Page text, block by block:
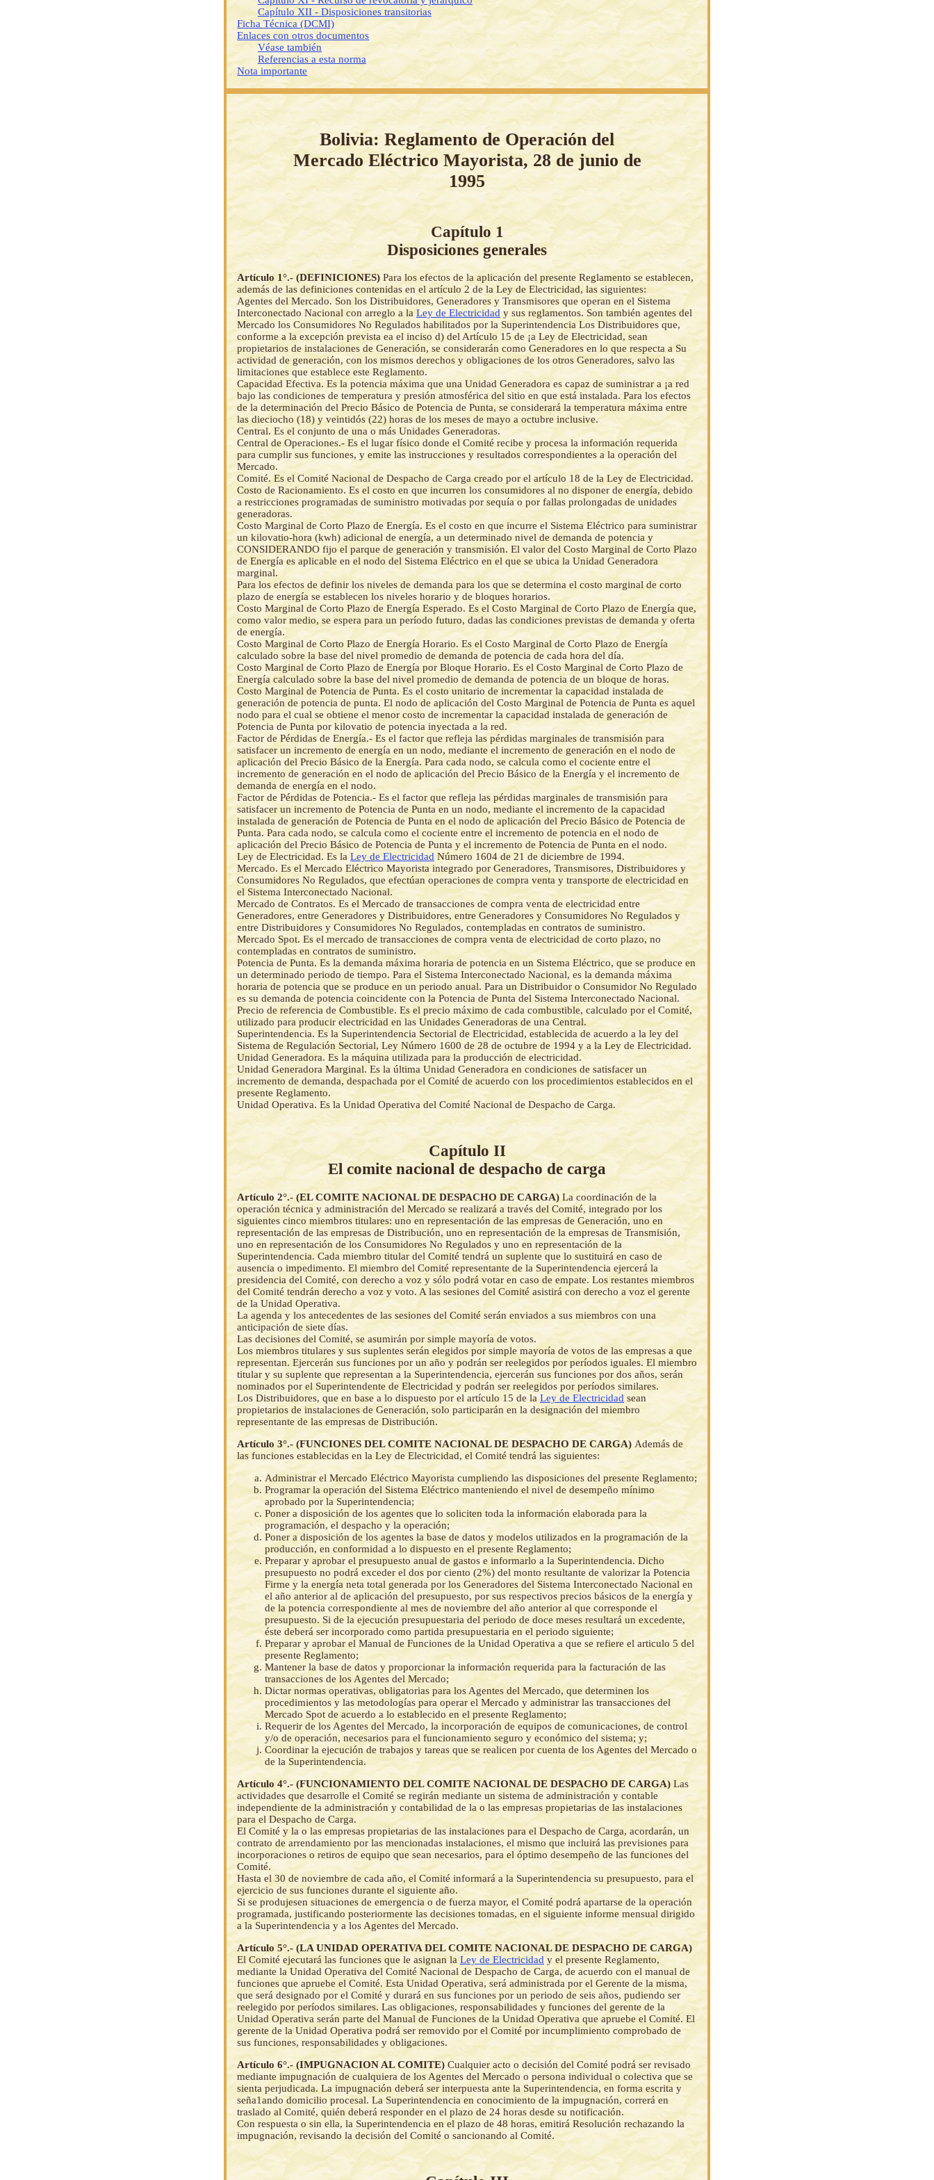
Capítulo XII - Disposiciones transitorias
Ficha Técnica (DCMI)
Enlaces con otros documentos
Véase también
Referencias a esta norma
Nota importante
Bolivia: Reglamento de Operación del
Mercado Eléctrico Mayorista, 28 de junio de
1995
Capítulo 1
Disposiciones generales
Artículo 1°.- (DEFINICIONES) Para los efectos de la aplicación del presente Reglamento se establecen,
además de las definiciones contenidas en el artículo 2 de la Ley de Electricidad, las siguientes:
Agentes del Mercado. Son los Distribuidores, Generadores y Transmisores que operan en el Sistema
Interconectado Nacional con arreglo a laLey de Electricidad y sus reglamentos. Son también agentes del
Mercado los Consumidores No Regulados habilitados por la Superintendencia Los Distribuidores que,
conforme a la excepción prevista ea el inciso d) del Artículo 15 de ¡a Ley de Electricidad, sean
propietarios de instalaciones de Generación, se considerarán como Generadores en lo que respecta a Su
actividad de generación, con los mismos derechos y obligaciones de los otros Generadores, salvo las
limitaciones que establece este Reglamento.
Capacidad Efectiva. Es la potencia máxima que una Unidad Generadora es capaz de suministrar a ¡a red
bajo las condiciones de temperatura y presión atmosférica del sitio en que está instalada. Para los efectos
de la determinación del Precio Básico de Potencia de Punta, se considerará la temperatura máxima entre
las dieciocho (18) y veintidós (22) horas de los meses de mayo a octubre inclusive.
Central. Es el conjunto de una o más Unidades Generadoras.
Central de Operaciones.- Es el lugar físico donde el Comité recibe y procesa la información requerida
para cumplir sus funciones, y emite las instrucciones y resultados correspondientes a la operación del
Mercado.
Comité. Es el Comité Nacional de Despacho de Carga creado por el artículo 18 de la Ley de Electricidad.
Costo de Racionamiento. Es el costo en que incurren los consumidores al no disponer de energía, debido
a restricciones programadas de suministro motivadas por sequía o por fallas prolongadas de unidades
generadoras.
Costo Marginal de Corto Plazo de Energía. Es el costo en que incurre el Sistema Eléctrico para suministrar
un kilovatio-hora (kwh) adicional de energía, a un determinado nivel de demanda de potencia y
CONSIDERANDO fijo el parque de generación y transmisión. El valor del Costo Marginal de Corto Plazo
de Energía es aplicable en el nodo del Sistema Eléctrico en el que se ubica la Unidad Generadora
marginal.
Para los efectos de definir los niveles de demanda para los que se determina el costo marginal de corto
plazo de energía se establecen los niveles horario y de bloques horarios.
Costo Marginal de Corto Plazo de Energía Esperado. Es el Costo Marginal de Corto Plazo de Energía que,
como valor medio, se espera para un período futuro, dadas las condiciones previstas de demanda y oferta
de energía.
Costo Marginal de Corto Plazo de Energía Horario. Es el Costo Marginal de Corto Plazo de Energía
calculado sobre la base del nivel promedio de demanda de potencia de cada hora del día.
Costo Marginal de Corto Plazo de Energía por Bloque Horario. Es el Costo Marginal de Corto Plazo de
Energía calculado sobre la base del nivel promedio de demanda de potencia de un bloque de horas.
Costo Marginal de Potencia de Punta. Es el costo unitario de incrementar la capacidad instalada de
generación de potencia de punta. El nodo de aplicación del Costo Marginal de Potencia de Punta es aquel
nodo para el cual se obtiene el menor costo de incrementar la capacidad instalada de generación de
Potencia de Punta por kilovatio de potencia inyectada a la red.
Factor de Pérdidas de Energía.- Es el factor que refleja las pérdidas marginales de transmisión para
satisfacer un incremento de energía en un nodo, mediante el incremento de generación en el nodo de
aplicación del Precio Básico de la Energía. Para cada nodo, se calcula como el cociente entre el
incremento de generación en el nodo de aplicación del Precio Básico de la Energía y el incremento de
demanda de energía en el nodo.
Factor de Pérdidas de Potencia.- Es el factor que refleja las pérdidas marginales de transmisión para
satisfacer un incremento de Potencia de Punta en un nodo, mediante el incremento de la capacidad
instalada de generación de Potencia de Punta en el nodo de aplicación del Precio Básico de Potencia de
Punta. Para cada nodo, se calcula como el cociente entre el incremento de potencia en el nodo de
aplicación del Precio Básico de Potencia de Punta y el incremento de Potencia de Punta en el nodo.
Ley de Electricidad. Es la Ley de Electricidad Número 1604 de 21 de diciembre de 1994.
Mercado. Es el Mercado Eléctrico Mayorista integrado por Generadores, Transmisores, Distribuidores y
Consumidores No Regulados, que efectúan operaciones de compra venta y transporte de electricidad en
el Sistema Interconectado Nacional.
Mercado de Contratos. Es el Mercado de transacciones de compra venta de electricidad entre
Generadores, entre Generadores y Distribuidores, entre Generadores y Consumidores No Regulados y
entre Distribuidores y Consumidores No Regulados, contempladas en contratos de suministro.
Mercado Spot. Es el mercado de transacciones de compra venta de electricidad de corto plazo, no
contempladas en contratos de suministro.
Potencia de Punta. Es la demanda máxima horaria de potencia en un Sistema Eléctrico, que se produce en
un determinado periodo de tiempo. Para el Sistema Interconectado Nacional, es la demanda máxima
horaria de potencia que se produce en un periodo anual. Para un Distribuidor o Consumidor No Regulado
es su demanda de potencia coincidente con la Potencia de Punta del Sistema Interconectado Nacional.
Precio de referencia de Combustible. Es el precio máximo de cada combustible, calculado por el Comité,
utilizado para producir electricidad en las Unidades Generadoras de una Central.
Superintendencia. Es la Superintendencia Sectorial de Electricidad, establecida de acuerdo a la ley del
Sistema de Regulación Sectorial, Ley Número 1600 de 28 de octubre de 1994 y a la Ley de Electricidad.
Unidad Generadora. Es la máquina utilizada para la producción de electricidad.
Unidad Generadora Marginal. Es la última Unidad Generadora en condiciones de satisfacer un
incremento de demanda, despachada por el Comité de acuerdo con los procedimientos establecidos en el
presente Reglamento.
Unidad Operativa. Es la Unidad Operativa del Comité Nacional de Despacho de Carga.
Capítulo II
El comite nacional de despacho de carga
Artículo 2°.- (EL COMITE NACIONAL DE DESPACHO DE CARGA) La coordinación de la
operación técnica y administración del Mercado se realizará a través del Comité, integrado por los
siguientes cinco miembros titulares: uno en representación de las empresas de Generación, uno en
representación de las empresas de Distribución, uno en representación de la empresas de Transmisión,
uno en representación de los Consumidores No Regulados y uno en representación de la
Superintendencia. Cada miembro titular del Comité tendrá un suplente que lo sustituirá en caso de
ausencia o impedimento. El miembro del Comité representante de la Superintendencia ejercerá la
presidencia del Comité, con derecho a voz y sólo podrá votar en caso de empate. Los restantes miembros
del Comité tendrán derecho a voz y voto. A las sesiones del Comité asistirá con derecho a voz el gerente
de la Unidad Operativa.
La agenda y los antecedentes de las sesiones del Comité serán enviados a sus miembros con una
anticipación de siete días.
Las decisiones del Comité, se asumirán por simple mayoría de votos.
Los miembros titulares y sus suplentes serán elegidos por simple mayoría de votos de las empresas a que
representan. Ejercerán sus funciones por un año y podrán ser reelegidos por períodos iguales. El miembro
titular y su suplente que representan a la Superintendencia, ejercerán sus funciones por dos años, serán
nominados por el Superintendente de Electricidad y podrán ser reelegidos por períodos similares.
Los Distribuidores, que en base a lo dispuesto por el artículo 15 de la Ley de Electricidad sean
propietarios de instalaciones de Generación, solo participarán en la designación del miembro
representante de las empresas de Distribución.
Artículo 3°.- (FUNCIONES DEL COMITE NACIONAL DE DESPACHO DE CARGA) Además de
las funciones establecidas en la Ley de Electricidad, el Comité tendrá las siguientes:
Administrar el Mercado Eléctrico Mayorista cumpliendo las disposiciones del presente Reglamento;
Programar la operación del Sistema Eléctrico manteniendo el nivel de desempeño mínimo
aprobado por la Superintendencia;
Poner a disposición de los agentes que lo soliciten toda la información elaborada para la
programación, el despacho y la operación;
Poner a disposición de los agentes la base de datos y modelos utilizados en la programación de la
producción, en conformidad a lo dispuesto en el presente Reglamento;
Preparar y aprobar el presupuesto anual de gastos e informarlo a la Superintendencia. Dicho
presupuesto no podrá exceder el dos por ciento (2%) del monto resultante de valorizar la Potencia
Firme y la energía neta total generada por los Generadores del Sistema Interconectado Nacional en
el año anterior al de aplicación del presupuesto, por sus respectivos precios básicos de la energía y
de la potencia correspondiente al mes de noviembre del año anterior al que corresponde el
presupuesto. Si de la ejecución presupuestaria del periodo de doce meses resultará un excedente,
éste deberá ser incorporado como partida presupuestaria en el periodo siguiente;
Preparar y aprobar el Manual de Funciones de la Unidad Operativa a que se refiere el articulo 5 del
presente Reglamento;
Mantener la base de datos y proporcionar la información requerida para la facturación de las
transacciones de los Agentes del Mercado;
Dictar normas operativas, obligatorias para los Agentes del Mercado, que determinen los
procedimientos y las metodologías para operar el Mercado y administrar las transacciones del
Mercado Spot de acuerdo a lo establecido en el presente Reglamento;
Requerir de los Agentes del Mercado, la incorporación de equipos de comunicaciones, de control
y/o de operación, necesarios para el funcionamiento seguro y económico del sistema; y;
Coordinar la ejecución de trabajos y tareas que se realicen por cuenta de los Agentes del Mercado o
de la Superintendencia.
Artículo 4°.- (FUNCIONAMIENTO DEL COMITE NACIONAL DE DESPACHO DE CARGA) Las
actividades que desarrolle el Comité se regirán mediante un sistema de administración y contable
independiente de la administración y contabilidad de la o las empresas propietarias de las instalaciones
para el Despacho de Carga.
El Comité y la o las empresas propietarias de las instalaciones para el Despacho de Carga, acordarán, un
contrato de arrendamiento por las mencionadas instalaciones, el mismo que incluirá las previsiones para
incorporaciones o retiros de equipo que sean necesarios, para el óptimo desempeño de las funciones del
Comité.
Hasta el 30 de noviembre de cada año, el Comité informará a la Superintendencia su presupuesto, para el
ejercicio de sus funciones durante el siguiente año.
Si se produjesen situaciones de emergencia o de fuerza mayor, el Comité podrá apartarse de la operación
programada, justificando posteriormente las decisiones tomadas, en el siguiente informe mensual dirigido
a la Superintendencia y a los Agentes del Mercado.
Artículo 5°.- (LA UNIDAD OPERATIVA DEL COMITE NACIONAL DE DESPACHO DE CARGA)
El Comité ejecutará las funciones que le asignan la Ley de Electricidad y el presente Reglamento,
mediante la Unidad Operativa del Comité Nacional de Despacho de Carga, de acuerdo con el manual de
funciones que apruebe el Comité. Esta Unidad Operativa, será administrada por el Gerente de la misma,
que será designado por el Comité y durará en sus funciones por un periodo de seis años, pudiendo ser
reelegido por períodos similares. Las obligaciones, responsabilidades y funciones del gerente de la
Unidad Operativa serán parte del Manual de Funciones de la Unidad Operativa que apruebe el Comité. El
gerente de la Unidad Operativa podrá ser removido por el Comité por incumplimiento comprobado de
sus funciones, responsabilidades y obligaciones.
Artículo 6°.- (IMPUGNACION AL COMITE) Cualquier acto o decisión del Comité podrá ser revisado
mediante impugnación de cualquiera de los Agentes del Mercado o persona individual o colectiva que se
sienta perjudicada. La impugnación deberá ser interpuesta ante la Superintendencia, en forma escrita y
seña1ando domicilio procesal. La Superintendencia en conocimiento de la impugnación, correrá en
traslado al Comité, quién deberá responder en el plazo de 24 horas desde su notificación.
Con respuesta o sin ella, la Superintendencia en el plazo de 48 horas, emitirá Resolución rechazando la
impugnación, revisando la decisión del Comité o sancionando al Comité.